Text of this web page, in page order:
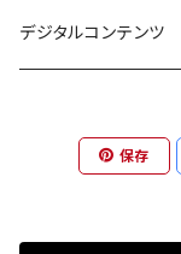
デジタルコンテンツ
保存